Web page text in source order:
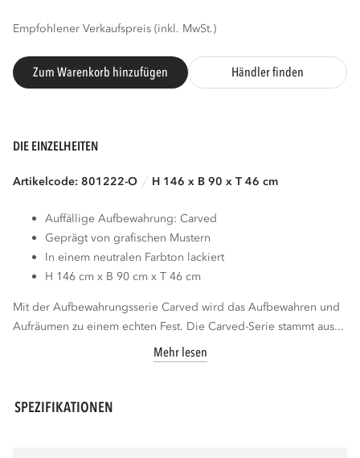
Empfohlener Verkaufspreis (inkl. MwSt.)
Zum Warenkorb hinzufügen Händler finden
DIE EINZELHEITEN
Artikelcode: 801222-O H 146 x B 90 x T 46 cm
Auffällige Aufbewahrung: Carved
Geprägt von grafischen Mustern
In einem neutralen Farbton lackiert
H 146 cm x B 90 cm x T 46 cm
Mit der Aufbewahrungsserie Carved wird das Aufbewahren und
Aufräumen zu einem echten Fest. Die Carved-Serie stammt aus...
Mehr lesen
SPEZIFIKATIONEN